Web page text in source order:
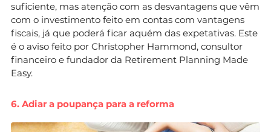
suficiente, mas atenção com as desvantagens que vêm
com o investimento feito em contas com vantagens
fiscais, já que poderá ficar aquém das expetativas. Este
é o aviso feito por Christopher Hammond, consultor
financeiro e fundador da Retirement Planning Made
Easy.
6. Adiar a poupança para a reforma